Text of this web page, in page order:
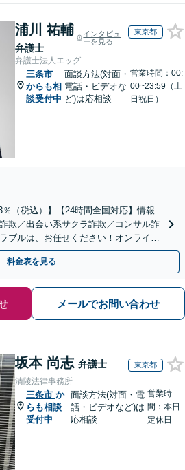
浦川 祐輔
弁護士
インタビュ
ーを見る
東京都
弁護士法人エッグ
三条市
からも相
談受付中
面談方法(対面・
電話・ビデオな
ど)は応相談
営業時間：00:
00~23:59（土
日祝日）
％（税込）】【24時間全国対応】情報
欺／出会い系サクラ詐欺／コンサル詐
ブルは、お任せください！オンライン
料金表を見る
メールでお問い合わせ
坂本 尚志 弁護士 東京都
清陵法律事務所
三条市 か
らも相談
受付中
面談方法(対面・電
話・ビデオなど)は
応相談
営業時
間：本日
定休日